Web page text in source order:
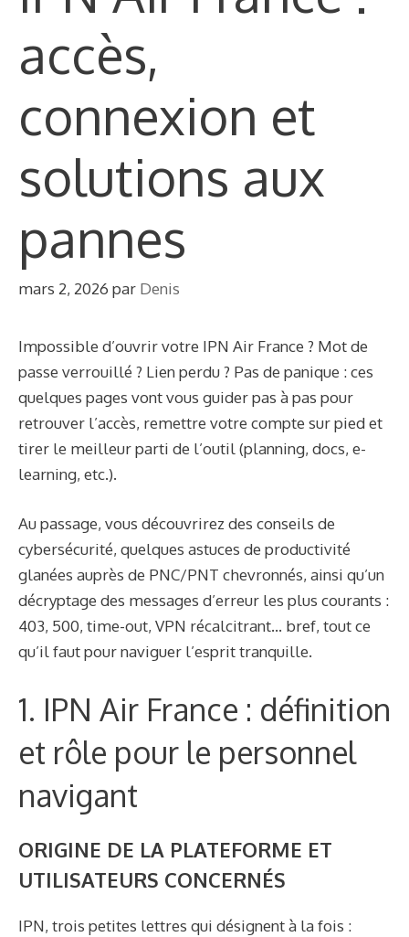
accès,
connexion et
solutions aux
pannes
mars 2, 2026 par Denis
Impossible d’ouvrir votre IPN Air France ? Mot de
passe verrouillé ? Lien perdu ? Pas de panique : ces
quelques pages vont vous guider pas à pas pour
retrouver l’accès, remettre votre compte sur pied et
tirer le meilleur parti de l’outil (planning, docs, e-
learning, etc.).
Au passage, vous découvrirez des conseils de
cybersécurité, quelques astuces de productivité
glanées auprès de PNC/PNT chevronnés, ainsi qu’un
décryptage des messages d’erreur les plus courants :
403, 500, time-out, VPN récalcitrant… bref, tout ce
qu’il faut pour naviguer l’esprit tranquille.
1. IPN Air France : définition
et rôle pour le personnel
navigant
ORIGINE DE LA PLATEFORME ET
UTILISATEURS CONCERNÉS
IPN, trois petites lettres qui désignent à la fois :